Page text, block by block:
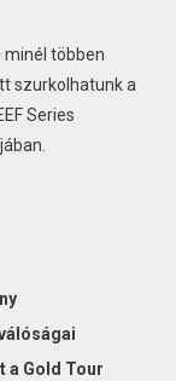
minél többen
szurkolhatunk a
Series
a Gold Tour